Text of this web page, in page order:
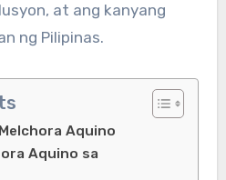
at ang kanyang
ng Pilipinas.
Aquino
Aquino sa